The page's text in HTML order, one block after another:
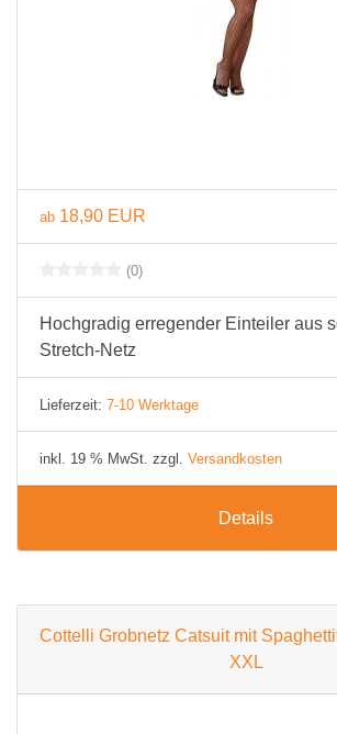
ab 18,90 EUR
(0)
Hochgradig erregender Einteiler aus
Stretch-Netz
Lieferzeit: 7-10 Werktage
inkl. 19 % MwSt. zzgl. Versandkosten
Details
Cottelli Grobnetz Catsuit mit
XXL